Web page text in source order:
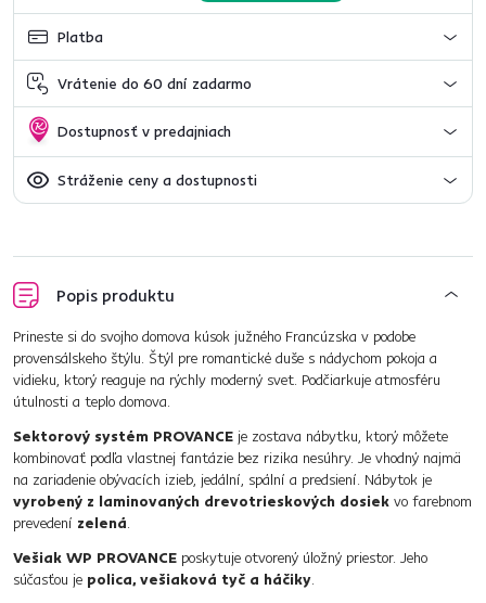
Platba
Vrátenie do 60 dní zadarmo
Dostupnosť v predajniach
Stráženie ceny a dostupnosti
Popis produktu
Prineste si do svojho domova kúsok južného Francúzska v podobe
provensálskeho štýlu. Štýl pre romantické duše s nádychom pokoja a
vidieku, ktorý reaguje na rýchly moderný svet. Podčiarkuje atmosféru
útulnosti a teplo domova.
Sektorový systém PROVANCE je zostava nábytku, ktorý môžete
kombinovať podľa vlastnej fantázie bez rizika nesúhry. Je vhodný najmä
na zariadenie obývacích izieb, jedální, spální a predsiení. Nábytok je
vyrobený z laminovaných drevotrieskových dosiek vo farebnom
prevedení zelená.
Vešiak WP PROVANCE poskytuje otvorený úložný priestor. Jeho
súčasťou je polica, vešiaková tyč a háčiky.